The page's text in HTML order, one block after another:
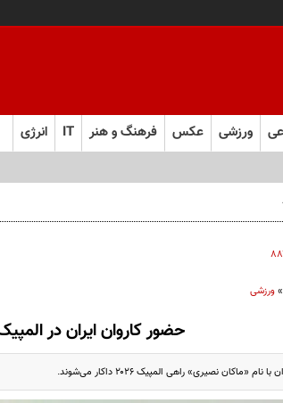
ورزشی عکس فرهنگ و هنر IT انرژی
ورزشی
حضور کاروان ایران در
نام «ماکان نصیری» راهی المپیک ۲۰۲۶ داکار می‌شوند.